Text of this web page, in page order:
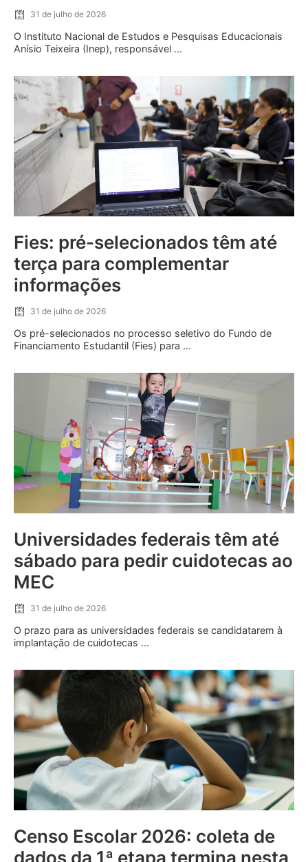
31 de julho de 2026
O Instituto Nacional de Estudos e Pesquisas Educacionais
Anísio Teixeira (Inep), responsável ...
Fies: pré-selecionados têm até
terça para complementar
informações
31 de julho de 2026
Os pré-selecionados no processo seletivo do Fundo de
Financiamento Estudantil (Fies) para ...
Universidades federais têm até
sábado para pedir cuidotecas ao
MEC
31 de julho de 2026
O prazo para as universidades federais se candidatarem à
implantação de cuidotecas ...
Censo Escolar 2026: coleta de
dados da 1ª etapa termina nesta